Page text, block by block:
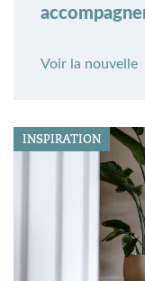
Voir la nouvelle
INSPIRATION